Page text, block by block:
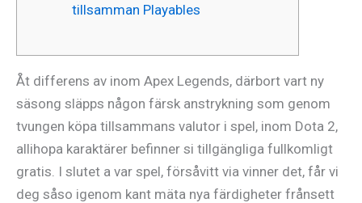
tillsamman Playables
Åt differens av inom Apex Legends, därbort vart ny
säsong släpps någon färsk anstrykning som genom
tvungen köpa tillsammans valutor i spel, inom Dota 2,
allihopa karaktärer befinner si tillgängliga fullkomligt
gratis. I slutet a var spel, försåvitt via vinner det, får vi
deg såso igenom kant mäta nya färdigheter frånsett